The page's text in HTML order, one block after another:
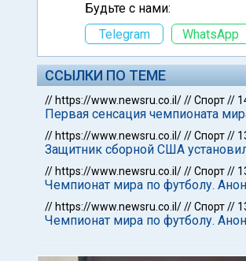
Будьте с нами:
Telegram
WhatsApp
ССЫЛКИ ПО ТЕМЕ
// https://www.newsru.co.il///Спорт//
Первая сенсация чемпионата
// https://www.newsru.co.il///Спорт//
Защитник сборной США
// https://www.newsru.co.il///Спорт//
Чемпионат мира по футболу.
// https://www.newsru.co.il///Спорт//
Чемпионат мира по футболу.